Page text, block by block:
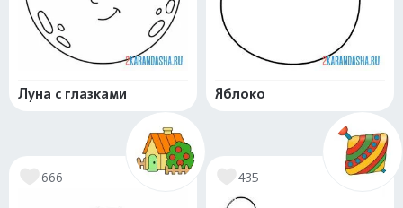
Луна с глазками Яблоко
666 435